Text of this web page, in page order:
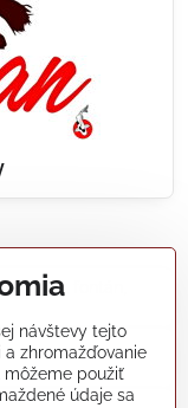
návštevy tejto
zhromažďovanie
môžeme použiť
údaje sa